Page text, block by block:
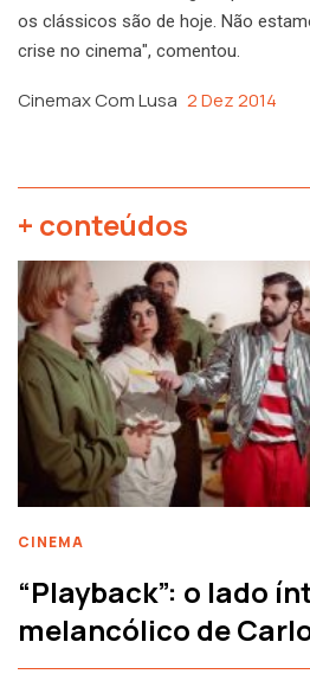
os clássicos são de hoje. Não
crise no cinema", comentou.
Cinemax Com Lusa 2 Dez 2014
+ conteúdos
CINEMA
“Playback”: o lado
melancólico de